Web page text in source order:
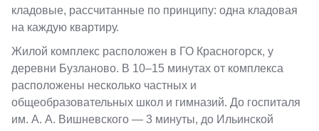
кладовые, рассчитанные по принципу: одна кладовая
на каждую квартиру.
Жилой комплекс расположен в ГО Красногорск, у
деревни Бузланово. В 10–15 минутах от комплекса
расположены несколько частных и
общеобразовательных школ и гимназий. До госпиталя
им. А. А. Вишневского — 3 минуты, до Ильинской